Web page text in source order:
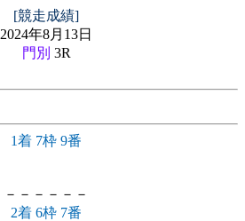
[競走成績]
2024年8月13日
門別 3R
1着 7枠 9番
－－－－－－
2着 6枠 7番